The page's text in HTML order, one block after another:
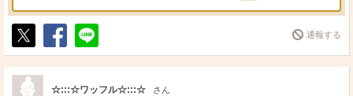
ポ
ス
ト
シ
ェ
送
る
通報する
☆:::☆ワッフル☆:::☆ さん